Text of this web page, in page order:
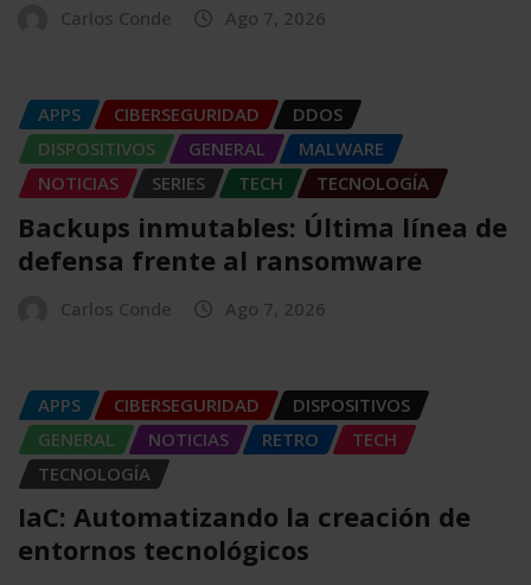
Carlos Conde Ago 7, 2026
APPS CIBERSEGURIDAD
DDOS
DISPOSITIVOS
GENERAL
MALWARE
NOTICIAS
SERIES TECH TECNOLOGÍA
Backups inmutables: Última línea de
defensa frente al ransomware
Carlos Conde Ago 7, 2026
APPS CIBERSEGURIDAD
DISPOSITIVOS
GENERAL
NOTICIAS RETRO
TECH
TECNOLOGÍA
IaC: Automatizando la creación de
entornos tecnológicos